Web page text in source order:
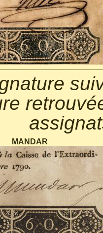
MANDAR